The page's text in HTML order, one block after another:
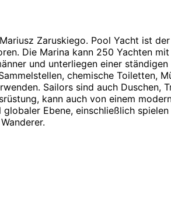
Zaruskiego. Pool Yacht ist
Die Marina kann 250 Yachten
und unterliegen einer
chemische Toiletten,
Sailors sind auch Duschen,
kann auch von einem
Ebene, einschließlich